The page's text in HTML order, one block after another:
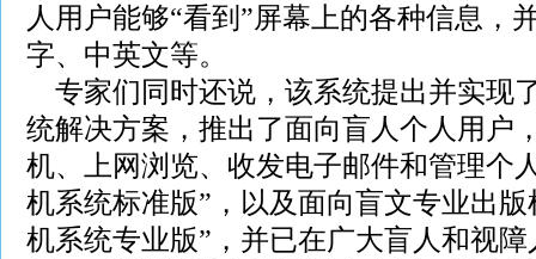
人用户能够“看到”屏幕上的各种信息，
字、中英文等。
专家们同时还说，该系统提出并实现
统解决方案，推出了面向盲人个人用户
机、上网浏览、收发电子邮件和管理个
机系统标准版”，以及面向盲文专业出
机系统专业版”，并已在广大盲人和视